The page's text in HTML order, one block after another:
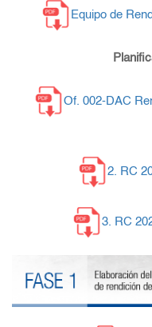
Equipo de
Of. 002-DAC
2. RC
3. RC